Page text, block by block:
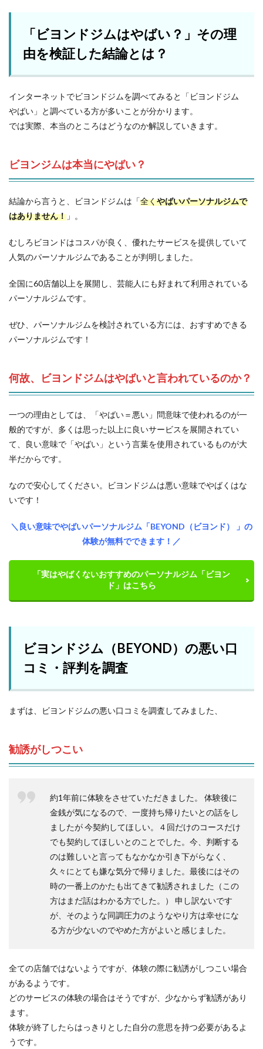
「ビヨンドジムはやばい？」その理
由を検証した結論とは？
インターネットでビヨンドジムを調べてみると「ビヨンドジム
やばい」と調べている方が多いことが分かります。
では実際、本当のところはどうなのか解説していきます。
ビヨンジムは本当にやばい？
結論から言うと、ビヨンドジムは「全くやばいパーソナルジムで
はありません！ 」。
むしろビヨンドはコスパが良く、優れたサービスを提供していて
人気のパーソナルジムであることが判明しました。
全国に60店舗以上を展開し、芸能人にも好まれて利用されている
パーソナルジムです。
ぜひ、パーソナルジムを検討されている方には、おすすめできる
パーソナルジムです！
何故、ビヨンドジムはやばいと言われているのか？
一つの理由としては、「やばい＝悪い」問意味で使われるのが一
般的ですが、多くは思った以上に良いサービスを展開されてい
て、良い意味で「やばい」という言葉を使用されているものが大
半だからです。
なので安心してください。ビヨンドジムは悪い意味でやばくはな
いです！
＼良い意味でやばいパーソナルジム「BEYOND（ビヨンド） 」の
体験が無料でできます！／
「実はやばくないおすすめのパーソナルジム「ビヨン
ド」はこちら
ビヨンドジム（BEYOND）の悪い口
コミ・評判を調査
まずは、ビヨンドジムの悪い口コミを調査してみました、
勧誘がしつこい
約1年前に体験をさせていただきました。 体験後に
金銭が気になるので、一度持ち帰りたいとの話をし
ましたが 今契約してほしい。４回だけのコースだけ
でも契約してほしいとのことでした。今、判断する
のは難しいと言ってもなかなか引き下がらなく、
久々にとても嫌な気分で帰りました。最後にはその
時の一番上のかたも出てきて勧誘されました（この
方はまだ話はわかる方でした。） 申し訳ないです
が、そのような同調圧力のようなやり方は幸せにな
る方が少ないのでやめた方がよいと感じました。
全ての店舗ではないようですが、体験の際に勧誘がしつこい場合
があるようです。
どのサービスの体験の場合はそうですが、少なからず勧誘があり
ます。
体験が終了したらはっきりとした自分の意思を持つ必要があるよ
うです。